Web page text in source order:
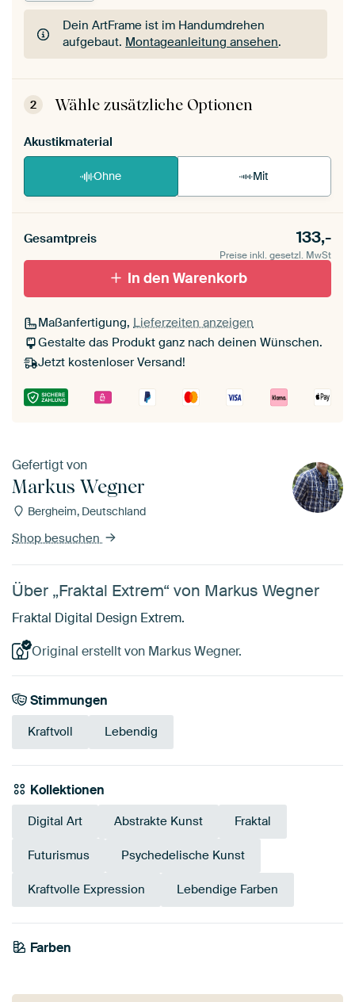
Dein ArtFrame ist im Handumdrehen
aufgebaut. Montageanleitung ansehen.
Dein ArtFrame ist im Handumdrehen
aufgebaut.Montageanleitung ansehen
2 Wähle zusätzliche Optionen
Akustikmaterial
Ohne Mit
Gesamtpreis 133,-
Preise inkl. gesetzl. MwSt
In den Warenkorb
Maßanfertigung, Lieferzeiten anzeigen
Gestalte das Produkt ganz nach deinen Wünschen.
Jetzt kostenloser Versand!
Gefertigt von
Markus Wegner
Bergheim, Deutschland
Shop besuchen
Über „Fraktal Extrem“ von Markus Wegner
Fraktal Digital Design Extrem.
Original erstellt von Markus Wegner.
Stimmungen
Kraftvoll Lebendig
Kollektionen
Digital Art Abstrakte Kunst Fraktal
Futurismus Psychedelische Kunst
Kraftvolle Expression Lebendige Farben
Farben
Braun
Gold
Bordeaux